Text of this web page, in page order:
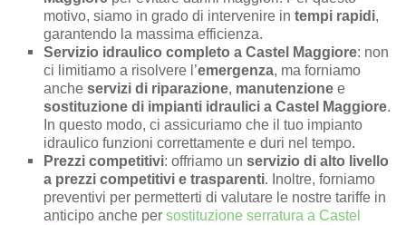
motivo, siamo in grado di intervenire intempi rapidi,
garantendo la massima efficienza.
Servizio idraulico completo a Castel Maggiore: non
ci limitiamo a risolvere l’emergenza, ma forniamo
ancheservizi di riparazione, manutenzione e
sostituzione di impianti idraulici a Castel Maggiore.
In questo modo, ci assicuriamo che il tuo impianto
idraulico funzioni correttamente e duri nel tempo.
Prezzi competitivi: offriamo unservizio di alto livello
a prezzi competitivi e trasparenti. Inoltre, forniamo
preventivi per permetterti di valutare le nostre tariffe in
anticipo anche persostituzione serratura a Castel